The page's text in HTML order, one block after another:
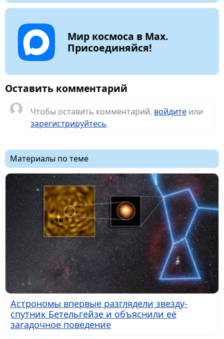
Мир космоса в Max.
Присоединяйся!
Оставить комментарий
Чтобы оставить комментарий, войдите или
зарегистрируйтесь.
Материалы по теме
Астрономы впервые разглядели звезду-
спутник Бетельгейзе и объяснили её
загадочное поведение